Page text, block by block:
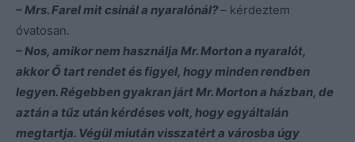
– Mrs. Farel mit csinál a nyaralónál?– kérdeztem
óvatosan.
– Nos, amikor nem használja Mr. Morton a nyaralót,
akkor Ő tart rendet és figyel, hogy minden rendben
legyen. Régebben gyakran járt Mr. Morton a házban, de
aztán a tűz után kérdéses volt, hogy egyáltalán
megtartja. Végül miután visszatért a városba úgy